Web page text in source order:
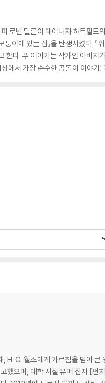
로빈 밀른이 태어나자 하트필
퉁이에 있는 집』을 탄생시켰다.
한다. 푸 이야기는 작가인 아버
에서 가장 순수한 곰돌이 이야
H. G. 웰즈에게 가르침을 받아
했으며, 대학 시절 유머 잡지 [